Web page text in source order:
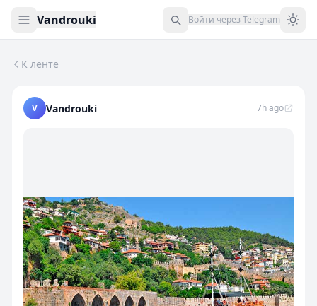
Vandrouki Войти через Telegram
К ленте
V Vandrouki 7h ago